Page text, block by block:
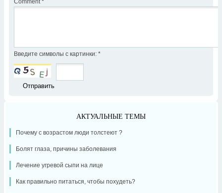
Введите символы с картинки: *
АКТУАЛЬНЫЕ ТЕМЫ
Почему с возрастом люди толстеют ?
Болят глаза, причины заболевания
Лечение угревой сыпи на лице
Как правильно питаться, чтобы похудеть?